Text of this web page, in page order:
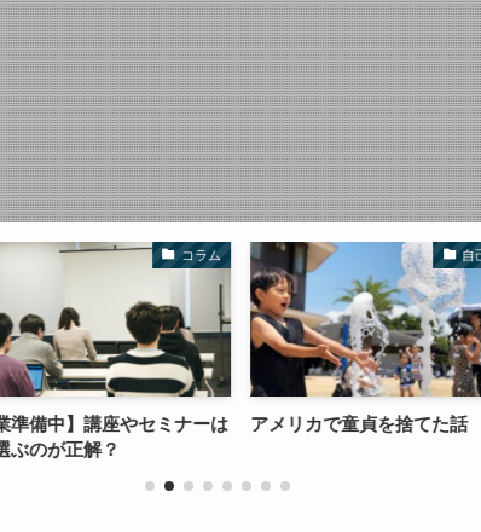
ーは
自己紹介
アメリカで童貞を捨てた話
ブログを書